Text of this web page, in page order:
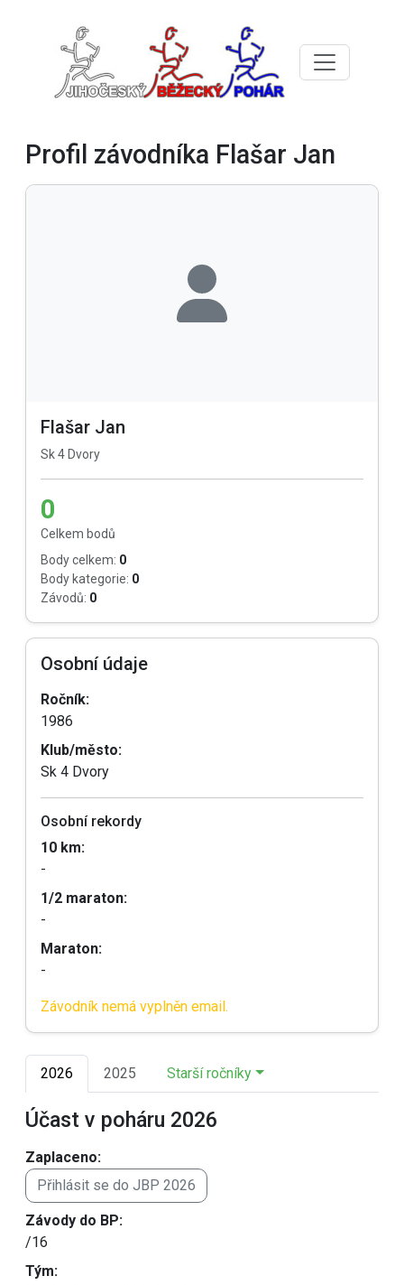
Profil závodníka Flašar Jan
Flašar Jan
Sk 4 Dvory
0
Celkem bodů
Body celkem: 0
Body kategorie: 0
Závodů: 0
Osobní údaje
Ročník:
1986
Klub/město:
Sk 4 Dvory
Osobní rekordy
10 km:
-
1/2 maraton:
-
Maraton:
-
Závodník nemá vyplněn email.
2026 2025 Starší ročníky
Účast v poháru 2026
Zaplaceno:
Přihlásit se do JBP 2026
Závody do BP:
/16
Tým: